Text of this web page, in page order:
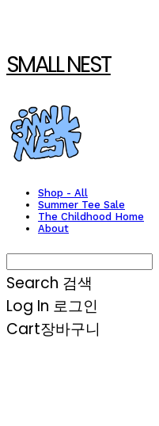
SMALL NEST
Shop - All
Summer Tee Sale
The Childhood Home
About
Search 검색
Log In 로그인
Cart장바구니